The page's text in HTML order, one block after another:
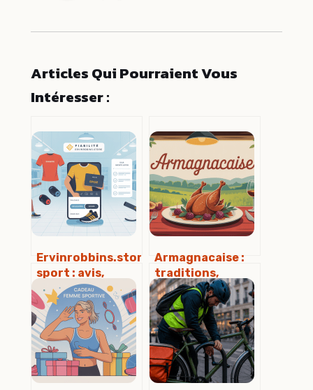
Articles Qui Pourraient Vous
Intéresser :
Ervinrobbins.store
sport : avis,
fiabilité et choix
des meilleurs
équipements
Armagnacaise :
traditions,
recette et
secrets de ce plat
du sud-ouest